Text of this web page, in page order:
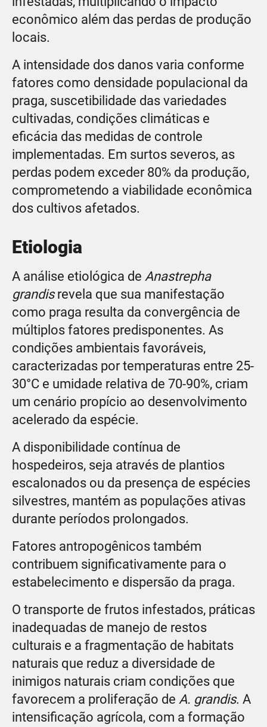
econômico além das perdas de produção
locais.
A intensidade dos danos varia conforme
fatores como densidade populacional da
praga, suscetibilidade das variedades
cultivadas, condições climáticas e
eficácia das medidas de controle
implementadas. Em surtos severos, as
perdas podem exceder 80% da produção,
comprometendo a viabilidade econômica
dos cultivos afetados.
Etiologia
A análise etiológica de Anastrepha
grandisrevela que sua manifestação
como praga resulta da convergência de
múltiplos fatores predisponentes. As
condições ambientais favoráveis,
caracterizadas por temperaturas entre 25-
30°C e umidade relativa de 70-90%, criam
um cenário propício ao desenvolvimento
acelerado da espécie.
A disponibilidade contínua de
hospedeiros, seja através de plantios
escalonados ou da presença de espécies
silvestres, mantém as populações ativas
durante períodos prolongados.
Fatores antropogênicos também
contribuem significativamente para o
estabelecimento e dispersão da praga.
O transporte de frutos infestados, práticas
inadequadas de manejo de restos
culturais e a fragmentação de habitats
naturais que reduz a diversidade de
inimigos naturais criam condições que
favorecem a proliferação de A. grandis. A
intensificação agrícola, com a formação